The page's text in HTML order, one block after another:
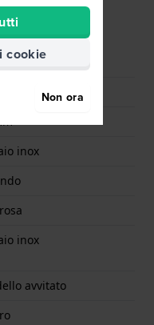
inox
inox
avvitato
cookie
Non ora